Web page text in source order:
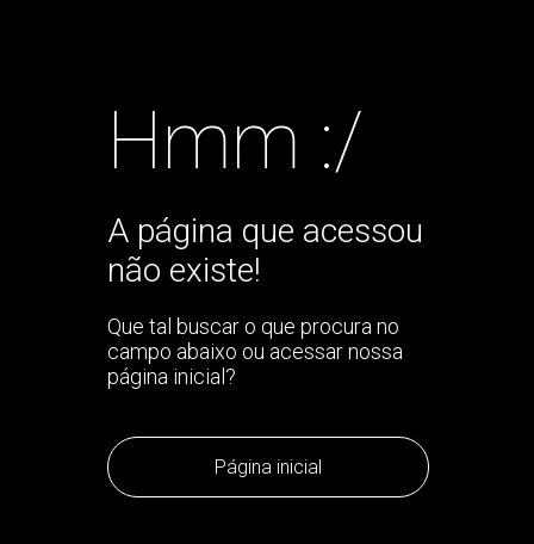
Hmm :/
A página que acessou
não existe!
Que tal buscar o que procura no
campo abaixo ou acessar nossa
página inicial?
Página inicial